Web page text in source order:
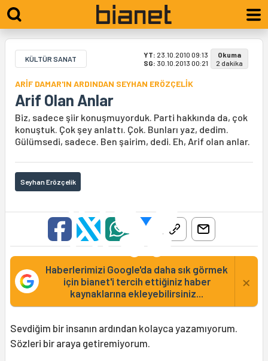
KÜLTÜR SANAT YT: 23.10.2010 09:13
SG: 30.10.2013 00:21
Okuma
2 dakika
ARİF DAMAR'IN ARDINDAN SEYHAN ERÖZÇELİK
Arif Olan Anlar
Biz, sadece şiir konuşmuyorduk. Parti hakkında da, çok
konuştuk. Çok şey anlattı. Çok. Bunları yaz, dedim.
Gülümsedi, sadece. Ben şairim, dedi. Eh, Arif olan anlar.
Seyhan Erözçelik
Haberlerimizi Google'da daha sık görmek
için bianet'i tercih ettiğiniz haber
kaynaklarına ekleyebilirsiniz...
×
Sevdiğim bir insanın ardından kolayca yazamıyorum.
Sözleri bir araya getiremiyorum.